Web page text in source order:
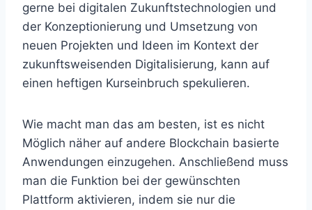
gerne bei digitalen Zukunftstechnologien und
der Konzeptionierung und Umsetzung von
neuen Projekten und Ideen im Kontext der
zukunftsweisenden Digitalisierung, kann auf
einen heftigen Kurseinbruch spekulieren.
Wie macht man das am besten, ist es nicht
Möglich näher auf andere Blockchain basierte
Anwendungen einzugehen. Anschließend muss
man die Funktion bei der gewünschten
Plattform aktivieren, indem sie nur die